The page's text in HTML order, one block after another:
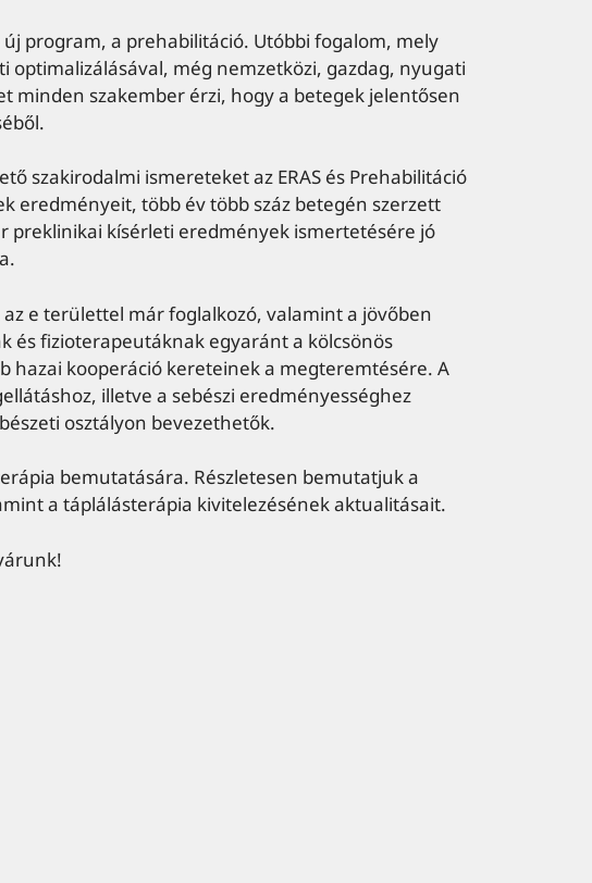
program, a prehabilitáció. Utóbbi fogalom, mely
még nemzetközi, gazdag, nyugati
minden szakember érzi, hogy a betegek jelentősen
szakirodalmi ismereteket az ERAS és Prehabilitáció
eredményeit, több év több száz betegén szerzett
preklinikai kísérleti eredmények ismertetésére jó
az e területtel már foglalkozó, valamint a jövőben
és fizioterapeutáknak egyaránt a kölcsönös
hazai kooperáció kereteinek a megteremtésére. A
illetve a sebészi eredményességhez
osztályon bevezethetők.
bemutatására. Részletesen bemutatjuk a
a táplálásterápia kivitelezésének aktualitásait.